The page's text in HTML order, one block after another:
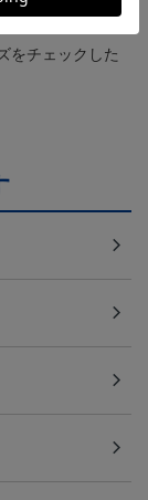
をチェックした